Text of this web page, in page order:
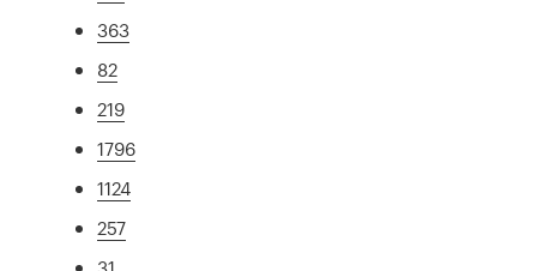
363
82
219
1796
1124
257